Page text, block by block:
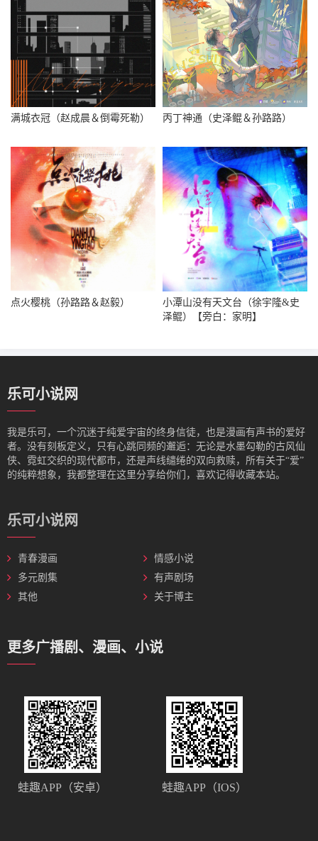
满城衣冠（赵成晨＆倒霉死勒） 丙丁神通（史泽鲲＆孙路路）
点火樱桃（孙路路＆赵毅）
小潭山没有天文台（徐宇隆&史
泽鲲）【旁白：家明】
乐可小说网
我是‌乐可，一个沉迷于纯爱宇宙的终身信徒，也是漫画有声书的爱好
者。没有刻板定义，只有心跳同频的邂逅：无论是水墨勾勒的古风仙
侠、霓虹交织的现代都市，还是声线缱绻的双向救赎，所有关于“爱”
的纯粹想象，我都整理在这里分享给你们，喜欢记得收藏本站。
乐可小说网
青春漫画
情感小说
多元剧集
有声剧场
其他
关于博主
更多广播剧、漫画、小说
蛙趣APP（安卓） 蛙趣APP（IOS）